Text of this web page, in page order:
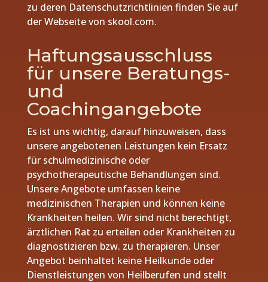
zu deren Datenschutzrichtlinien finden Sie auf
der Webseite von skool.com.
Haftungsausschluss
für unsere Beratungs-
und
Coachingangebote
Es ist uns wichtig, darauf hinzuweisen, dass
unsere angebotenen Leistungen kein Ersatz
für schulmedizinische oder
psychotherapeutische Behandlungen sind.
Unsere Angebote umfassen keine
medizinischen Therapien und können keine
Krankheiten heilen. Wir sind nicht berechtigt,
ärztlichen Rat zu erteilen oder Krankheiten zu
diagnostizieren bzw. zu therapieren. Unser
Angebot beinhaltet keine Heilkunde oder
Dienstleistungen von Heilberufen und stellt